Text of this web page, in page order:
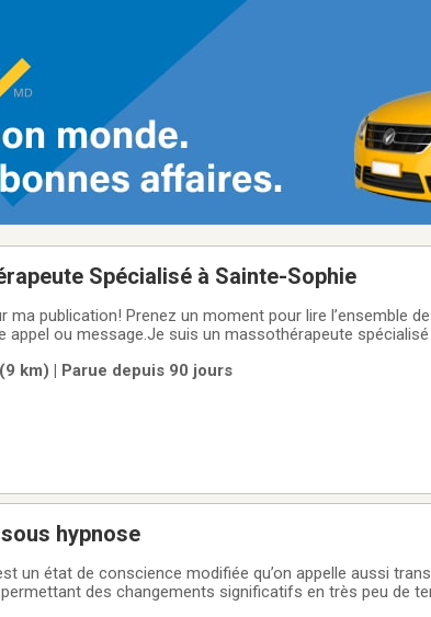
Spécialisé à Sainte-Sophie
ma publication! Prenez un moment pour lire l’ensemble
appel ou message.Je suis un massothérapeute
visant des pathologies
km) | Parue depuis 90 jours
hypnose
un état de conscience modifiée qu’on appelle aussi
des changements significatifs en très peu de temps. L’inconscient